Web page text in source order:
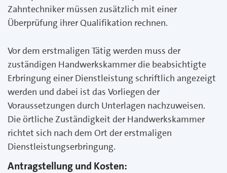
Zahntechniker müssen zusätzlich mit einer
Überprüfung ihrer Qualifikation rechnen.
Vor dem erstmaligen Tätig werden muss der
zuständigen Handwerkskammer die beabsichtigte
Erbringung einer Dienstleistung schriftlich angezeigt
werden und dabei ist das Vorliegen der
Voraussetzungen durch Unterlagen nachzuweisen.
Die örtliche Zuständigkeit der Handwerkskammer
richtet sich nach dem Ort der erstmaligen
Dienstleistungserbringung.
Antragstellung und Kosten: